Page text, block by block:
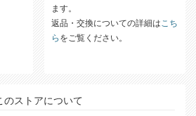
ます。
返品・交換についての詳細はこち
ら をご覧ください。
のストアについて